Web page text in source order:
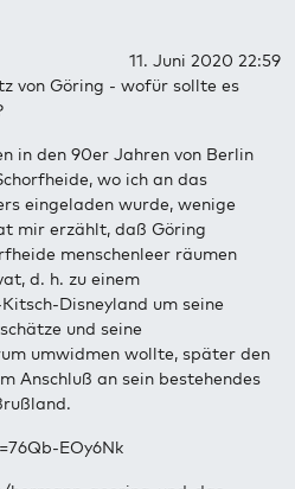
11. Juni 2020 22:59
von Göring - wofür sollte es
in den 90er Jahren von Berlin
wo ich an das
eingeladen wurde, wenige
mir erzählt, daß Göring
menschenleer räumen
d. h. zu einem
Disneyland um seine
und seine
umwidmen wollte, später den
Anschluß an sein bestehendes
EOy6Nk